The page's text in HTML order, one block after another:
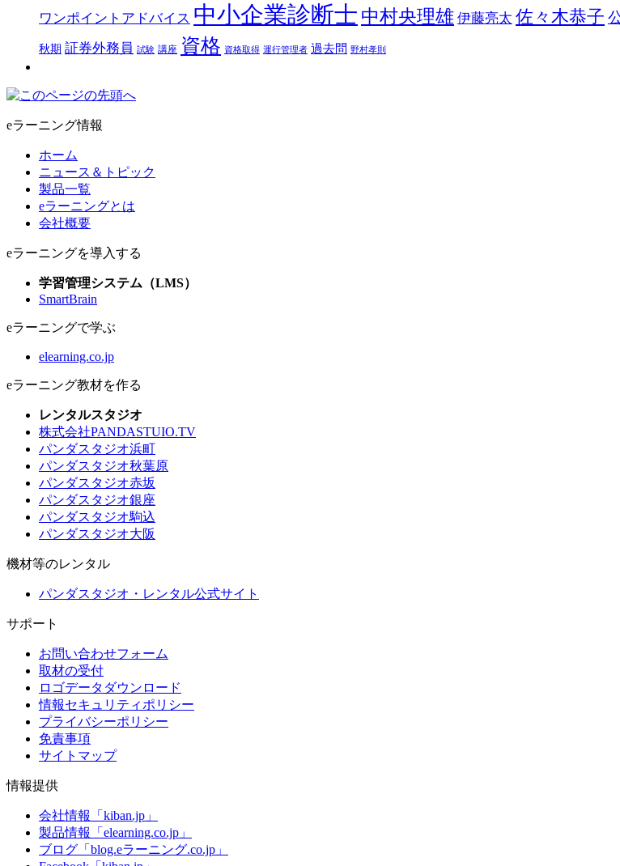
ワンポイントアドバイス 中小企業診断士 中村央理雄 伊藤亮太 佐々木恭子
秋期 証券外務員 試験 講座 資格 資格取得 運行管理者 過去問 野村孝則
eラーニング情報
ホーム
ニュース＆トピック
製品一覧
eラーニングとは
会社概要
eラーニングを導入する
学習管理システム（LMS）
SmartBrain
eラーニングで学ぶ
elearning.co.jp
eラーニング教材を作る
レンタルスタジオ
株式会社PANDASTUIO.TV
パンダスタジオ浜町
パンダスタジオ秋葉原
パンダスタジオ赤坂
パンダスタジオ銀座
パンダスタジオ駒込
パンダスタジオ大阪
機材等のレンタル
パンダスタジオ・レンタル公式サイト
サポート
お問い合わせフォーム
取材の受付
ロゴデータダウンロード
情報セキュリティポリシー
プライバシーポリシー
免責事項
サイトマップ
情報提供
会社情報「kiban.jp」
製品情報「elearning.co.jp」
ブログ「blog.eラーニング.co.jp」